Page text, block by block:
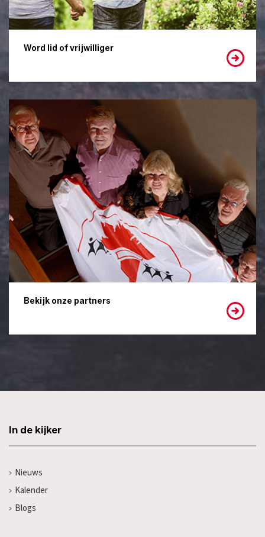
Word lid of vrijwilliger
Bekijk onze partners
In de kijker
Nieuws
Kalender
Blogs